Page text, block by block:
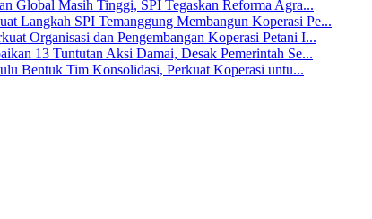
Global Masih Tinggi, SPI Tegaskan Reforma Agra...
Langkah SPI Temanggung Membangun Koperasi Pe...
Organisasi dan Pengembangan Koperasi Petani I...
13 Tuntutan Aksi Damai, Desak Pemerintah Se...
Bentuk Tim Konsolidasi, Perkuat Koperasi untu...